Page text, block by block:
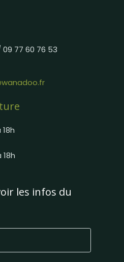
09 77 60 76 53
18h
18h
les infos du